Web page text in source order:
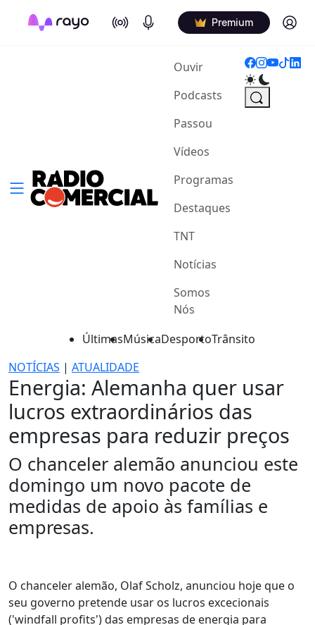
On Air Podcasts Premium Log in
Ouvir(current)
Podcasts
Passou
Vídeos
Programas
Destaques
TNT
Notícias
Somos
Nós
ÚltimasMúsicaDesportoTrânsito
NOTÍCIAS | ATUALIDADE
Energia: Alemanha quer usar
lucros extraordinários das
empresas para reduzir preços
O chanceler alemão anunciou este
domingo um novo pacote de
medidas de apoio às famílias e
empresas.
O chanceler alemão, Olaf Scholz, anunciou hoje que o
seu governo pretende usar os lucros excecionais
('windfall profits') das empresas de energia para